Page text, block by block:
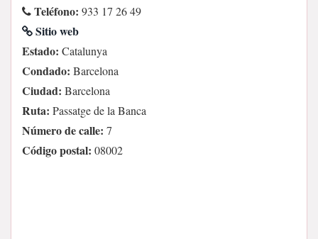
Teléfono: 933 17 26 49
Sitio web
Estado: Catalunya
Condado: Barcelona
Ciudad: Barcelona
Ruta: Passatge de la Banca
Número de calle: 7
Código postal: 08002